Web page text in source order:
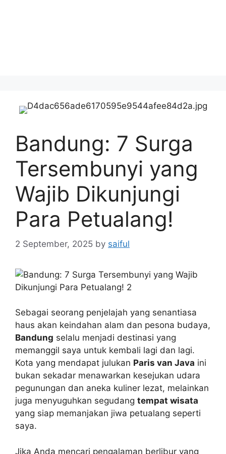
Bandung: 7 Surga
Tersembunyi yang
Wajib Dikunjungi
Para Petualang!
2 September, 2025 by saiful
Sebagai seorang penjelajah yang senantiasa
haus akan keindahan alam dan pesona budaya,
Bandung selalu menjadi destinasi yang
memanggil saya untuk kembali lagi dan lagi.
Kota yang mendapat julukan Paris van Java ini
bukan sekadar menawarkan kesejukan udara
pegunungan dan aneka kuliner lezat, melainkan
juga menyuguhkan segudang tempat wisata
yang siap memanjakan jiwa petualang seperti
saya.
Jika Anda mencari pengalaman berlibur yang